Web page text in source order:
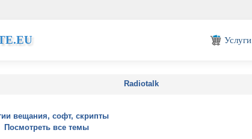
Услуги
Radiotalk
вещания, софт, скрипты
Посмотреть все темы